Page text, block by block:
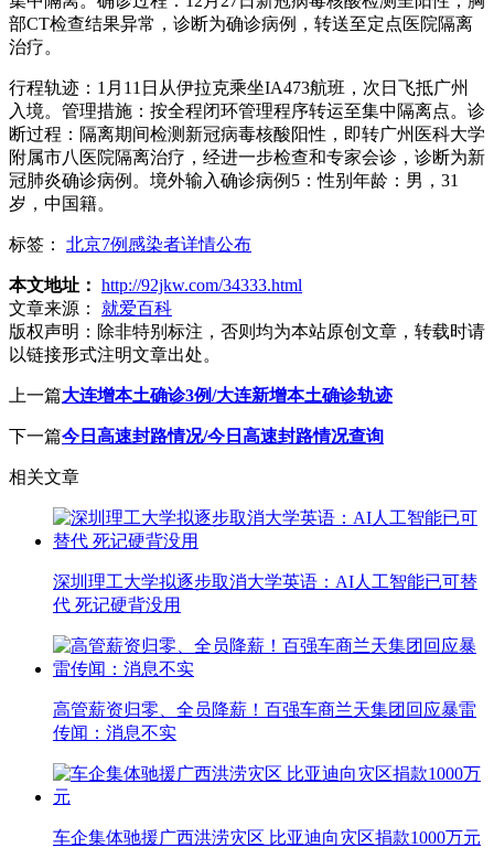
部CT检查结果异常，诊断为确诊病例，转送至定点医院隔离
治疗。
行程轨迹：1月11日从伊拉克乘坐IA473航班，次日飞抵广州
入境。管理措施：按全程闭环管理程序转运至集中隔离点。诊
断过程：隔离期间检测新冠病毒核酸阳性，即转广州医科大学
附属市八医院隔离治疗，经进一步检查和专家会诊，诊断为新
冠肺炎确诊病例。境外输入确诊病例5：性别年龄：男，31
岁，中国籍。
标签： 北京7例感染者详情公布
本文地址： http://92jkw.com/34333.html
文章来源：
就爱百科
版权声明： 除非特别标注，否则均为本站原创文章，转载时请
以链接形式注明文章出处。
上一篇大连增本土确诊3例/大连新增本土确诊轨迹
下一篇今日高速封路情况/今日高速封路情况查询
相关文章
深圳理工大学拟逐步取消大学英语：AI人工智能已可替
代 死记硬背没用
高管薪资归零、全员降薪！百强车商兰天集团回应暴雷
传闻：消息不实
车企集体驰援广西洪涝灾区 比亚迪向灾区捐款1000万元